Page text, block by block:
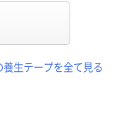
生テープを全て見る